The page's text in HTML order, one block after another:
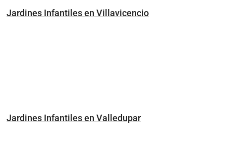
Jardines Infantiles en Villavicencio
Jardines Infantiles en Valledupar